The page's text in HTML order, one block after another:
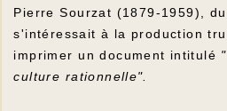
Pierre Sourzat (1879-1959),
s'intéressait à la production
imprimer un document intitulé
culture rationnelle".